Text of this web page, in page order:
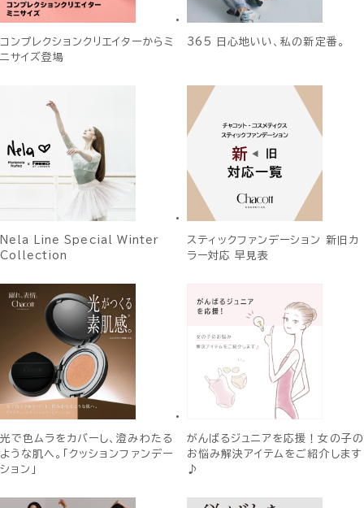
コンプレクションクリエイターからミ
ニサイズ登場
365 日心地いい、私の新定番。
Nela Line Special Winter
Collection
スティックファンデーション 新旧カ
ラー対応 早見表
光で色ムラをカバーし、澄みわたる
ような肌へ。「クッションファンデー
ション」
がんばるジュニアを応援！女の子の
お悩み解決アイテムをご紹介します
♪